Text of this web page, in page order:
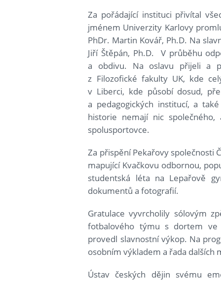
Za pořádající instituci přivítal
jménem Univerzity Karlovy
PhDr. Martin Kovář, Ph.D. Na
Jiří Štěpán, Ph.D. V průběhu
a obdivu. Na oslavu přijeli a
z Filozofické fakulty UK, kde
v Liberci, kde působí dosud,
a pedagogických institucí, a
historie nemají nic společného,
spolusportovce.
Za přispění Pekařovy společnosti
mapující Kvačkovu odbornou,
studentská léta na Lepařově
dokumentů a fotografií.
Gratulace vyvrcholily sólovým
fotbalového týmu s dortem ve
provedl slavnostní výkop. Na
osobním výkladem a řada dalších
Ústav českých dějin svému